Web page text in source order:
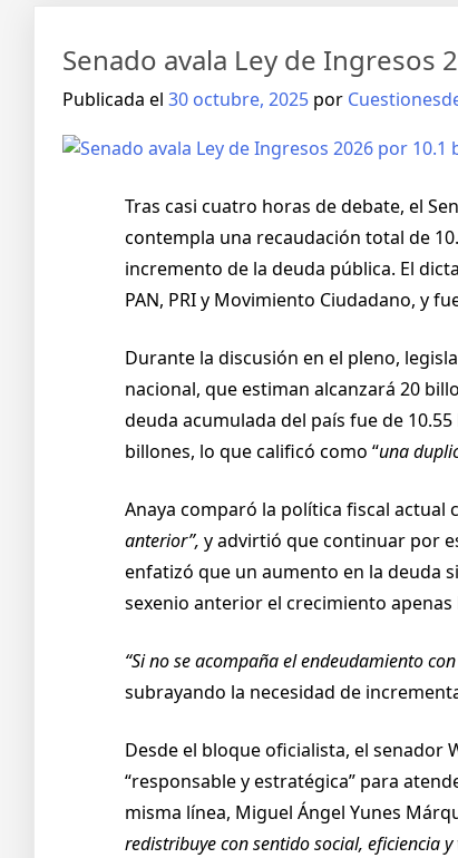
Senado avala Ley de
Publicada el 30 octubre, 2025 por
Tras casi cuatro horas de debate, el
contempla una recaudación total de
incremento de la deuda pública. El
PAN, PRI y Movimiento Ciudadano, y
Durante la discusión en el pleno,
nacional, que estiman alcanzará 20
deuda acumulada del país fue de
billones, lo que calificó como “una
Anaya comparó la política fiscal actual
anterior”, y advirtió que continuar por
enfatizó que un aumento en la deuda
sexenio anterior el crecimiento
“Si no se acompaña el endeudamiento
subrayando la necesidad de
Desde el bloque oficialista, el senador
“responsable y estratégica” para
misma línea, Miguel Ángel Yunes
redistribuye con sentido social, eficiencia